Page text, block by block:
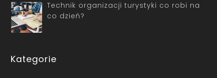
Technik organizacji turystyki co robi na
co dzień?
Kategorie